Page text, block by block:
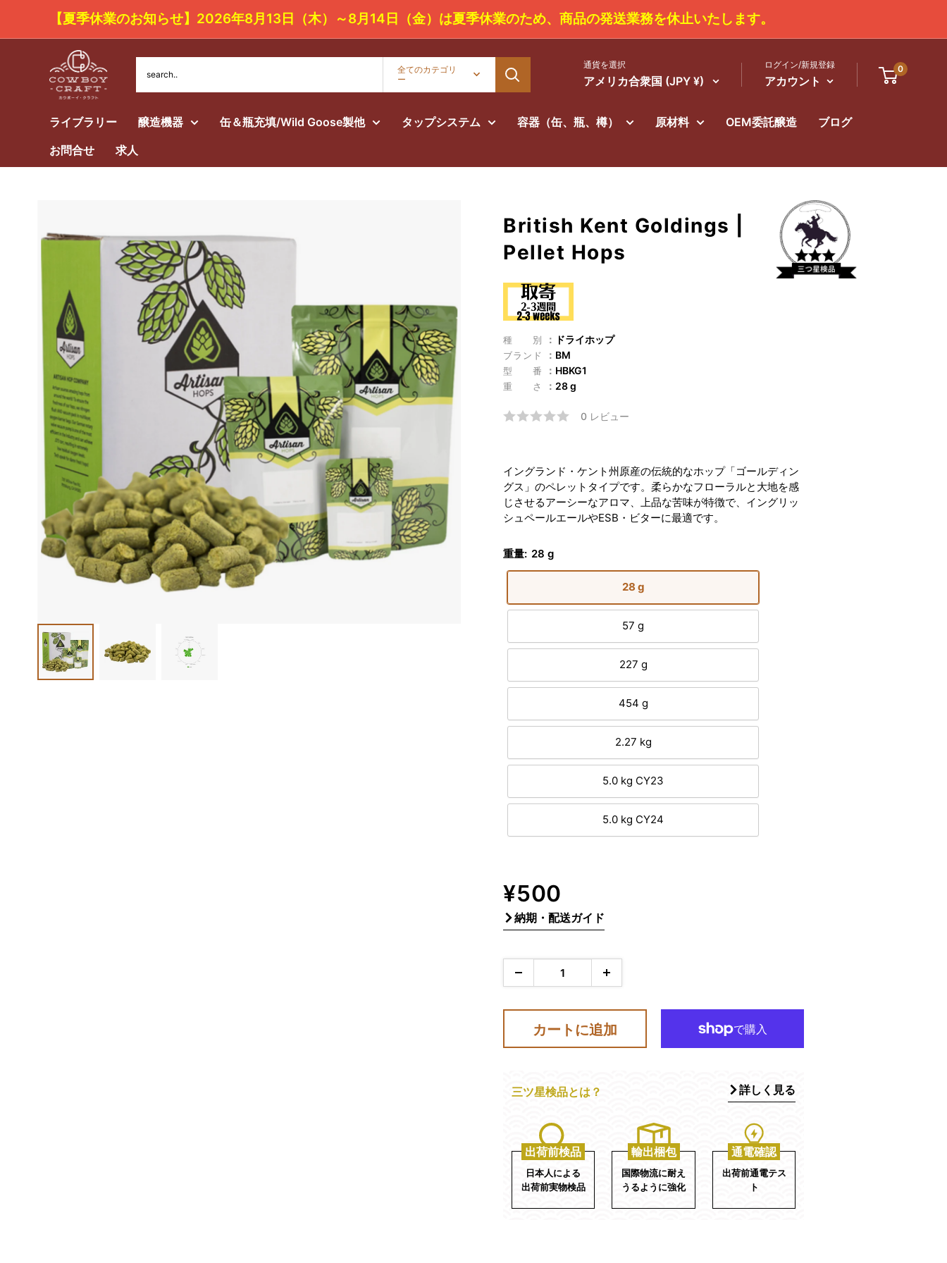
キ
【夏季休業のお知らせ】2026年8月13日（木）～8月14日（金）は夏季休業のため、商品の発送業務を休止いたします。
Cowboy
Craft
全てのカテゴリ
ー
通貨を選択
アメリカ合衆国 (JPY ¥)
ログイン/新規登録
アカウント
0
ライブラリー 醸造機器 缶＆瓶充填/Wild Goose製他 タップシステム 容器（缶、瓶、樽） 原材料 OEM委託醸造
ブログ
お問合せ
求人
British Kent Goldings |
Pellet Hops
種別 ドライホップ
ブランド BM
型番 HBKG1
重さ 28 g
0 レビュー
イングランド・ケント州原産の伝統的なホップ「ゴールディン
グス」のペレットタイプです。柔らかなフローラルと大地を感
じさせるアーシーなアロマ、上品な苦味が特徴で、イングリッ
シュペールエールやESB・ビターに最適です。
重量: 28 g
28 g
57 g
227 g
454 g
2.27 kg
5.0 kg CY23
5.0 kg CY24
販
売
価
格
¥500
納期・配送ガイド
カートに追加
三ツ星検品とは？ 詳しく見る
出荷前検品
日本人による
出荷前実物検品
輸出梱包
国際物流に耐え
うるように強化
通電確認
出荷前通電テス
ト